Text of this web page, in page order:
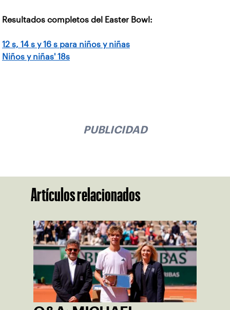
Resultados completos del Easter Bowl:
12 s, 14 s y 16 s para niños y niñas
Niños y niñas' 18s
PUBLICIDAD
Artículos relacionados